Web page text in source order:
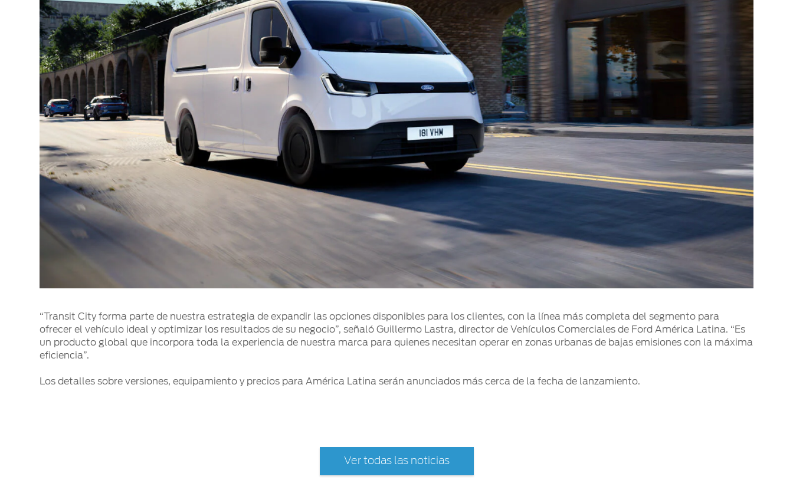
“Transit City forma parte de nuestra estrategia de expandir las opciones disponibles para los clientes, con la línea más completa del segmento para
ofrecer el vehículo ideal y optimizar los resultados de su negocio”, señaló Guillermo Lastra, director de Vehículos Comerciales de Ford América Latina. “Es
un producto global que incorpora toda la experiencia de nuestra marca para quienes necesitan operar en zonas urbanas de bajas emisiones con la máxima
eficiencia”.
Los detalles sobre versiones, equipamiento y precios para América Latina serán anunciados más cerca de la fecha de lanzamiento.
Ver todas las noticias